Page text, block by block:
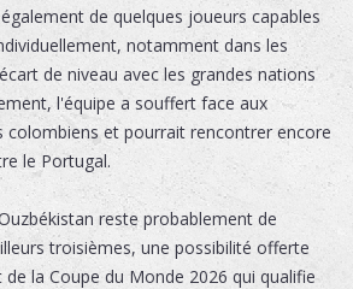
de quelques joueurs capables
notamment dans les
de niveau avec les grandes nations
l'équipe a souffert face aux
et pourrait rencontrer encore
le Portugal.
reste probablement de
troisièmes, une possibilité offerte
la Coupe du Monde 2026 qui qualifie